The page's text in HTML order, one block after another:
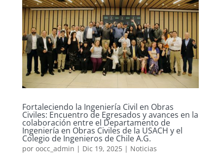
Fortaleciendo la Ingeniería Civil en Obras
Civiles: Encuentro de Egresados y avances en la
colaboración entre el Departamento de
Ingeniería en Obras Civiles de la USACH y el
Colegio de Ingenieros de Chile A.G.
por oocc_admin | Dic 19, 2025| Noticias